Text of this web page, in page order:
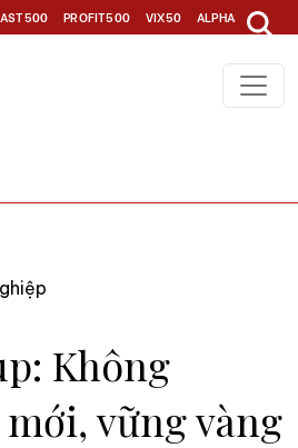
PROFIT500 VIX50 ALPHA30
Không
vững vàng